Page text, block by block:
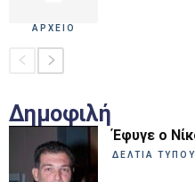
ΑΡΧΕΙΟ
Δημοφιλή
Έφυγε ο
ΔΕΛΤΙΑ ΤΥΠΟΥ